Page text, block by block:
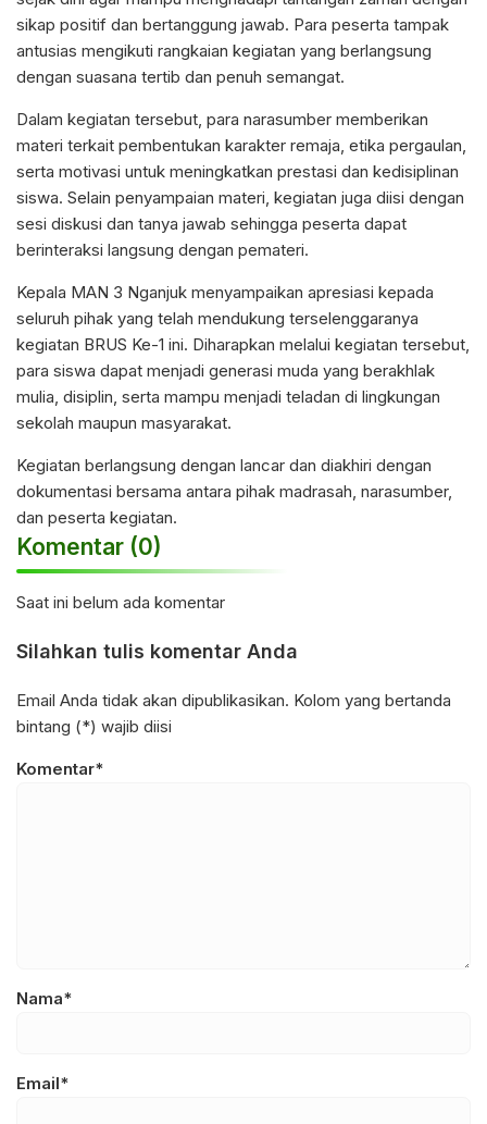
sikap positif dan bertanggung jawab. Para peserta tampak
antusias mengikuti rangkaian kegiatan yang berlangsung
dengan suasana tertib dan penuh semangat.
Dalam kegiatan tersebut, para narasumber memberikan
materi terkait pembentukan karakter remaja, etika pergaulan,
serta motivasi untuk meningkatkan prestasi dan kedisiplinan
siswa. Selain penyampaian materi, kegiatan juga diisi dengan
sesi diskusi dan tanya jawab sehingga peserta dapat
berinteraksi langsung dengan pemateri.
Kepala MAN 3 Nganjuk menyampaikan apresiasi kepada
seluruh pihak yang telah mendukung terselenggaranya
kegiatan BRUS Ke-1 ini. Diharapkan melalui kegiatan tersebut,
para siswa dapat menjadi generasi muda yang berakhlak
mulia, disiplin, serta mampu menjadi teladan di lingkungan
sekolah maupun masyarakat.
Kegiatan berlangsung dengan lancar dan diakhiri dengan
dokumentasi bersama antara pihak madrasah, narasumber,
dan peserta kegiatan.
Komentar (0)
Saat ini belum ada komentar
Silahkan tulis komentar Anda
Email Anda tidak akan dipublikasikan. Kolom yang bertanda
bintang (*) wajib diisi
Komentar*
Nama*
Email*